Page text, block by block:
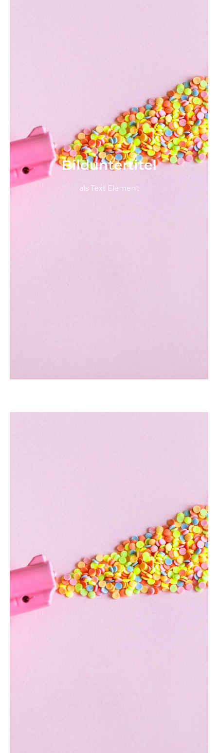
Bild­unter­titel
als Text Element